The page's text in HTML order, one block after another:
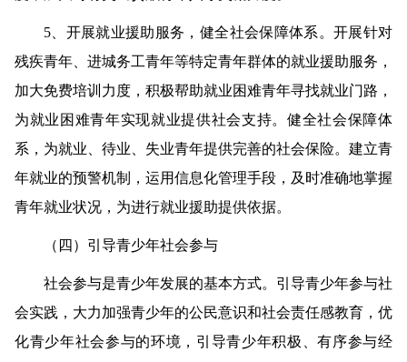
5 、开展就业援助服务，健全社会保障体系。 开展针对
残疾青年、进城务工青年等特定青年群体的就业援助服务，
加大免费培训力度，积极帮助就业困难青年寻找就业门路，
为就业困难青年实现就业提供社会支持。健全社会保障体
系，为就业、待业、失业青年提供完善的社会保险。建立青
年就业的预警机制，运用信息化管理手段，及时准确地掌握
青年就业状况，为进行就业援助提供依据。
（四）引导青少年社会参与
社会参与是青少年发展的基本方式。引导青少年参与社
会实践，大力加强青少年的公民意识和社会责任感教育，优
化青少年社会参与的环境，引导青少年积极、有序参与经